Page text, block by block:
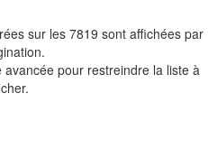
sur les 7819 sont affichées par
pour restreindre la liste à